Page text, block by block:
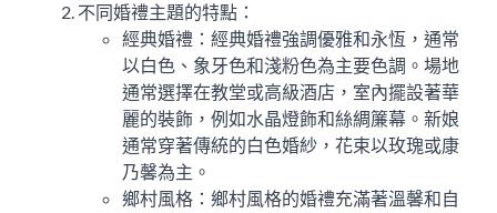
不同婚禮主題的特點：
經典婚禮：經典婚禮強調優雅和永恆，通常
以白色、象牙色和淺粉色為主要色調。場地
通常選擇在教堂或高級酒店，室內擺設著華
麗的裝飾，例如水晶燈飾和絲綢簾幕。新娘
通常穿著傳統的白色婚紗，花束以玫瑰或康
乃馨為主。
鄉村風格：鄉村風格的婚禮充滿著溫馨和自